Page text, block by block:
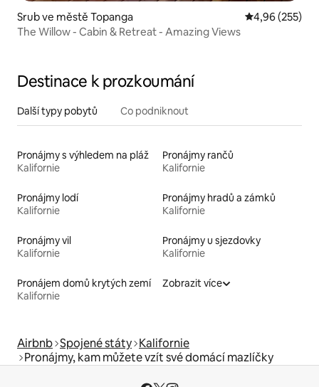
Srub ve městě Topanga Průměrné
4,96 (255)
The Willow - Cabin & Retreat - Amazing Views
Destinace k prozkoumání
Další typy pobytů Co podniknout
Pronájmy s výhledem na pláž
Kalifornie
Pronájmy rančů
Kalifornie
Pronájmy lodí
Kalifornie
Pronájmy hradů a zámků
Kalifornie
Pronájmy vil
Kalifornie
Pronájmy u sjezdovky
Kalifornie
Pronájem domů krytých zemí
Kalifornie
Zobrazit více
Airbnb Spojené státy Kalifornie
Pronájmy, kam můžete vzít své domácí mazlíčky